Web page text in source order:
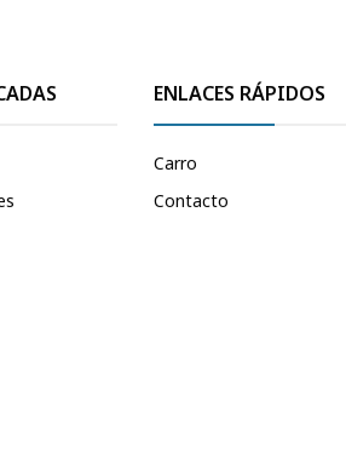
ENLACES RÁPIDOS
Carro
Contacto